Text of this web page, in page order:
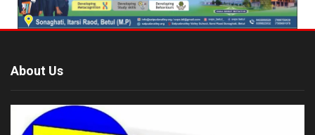
About Us